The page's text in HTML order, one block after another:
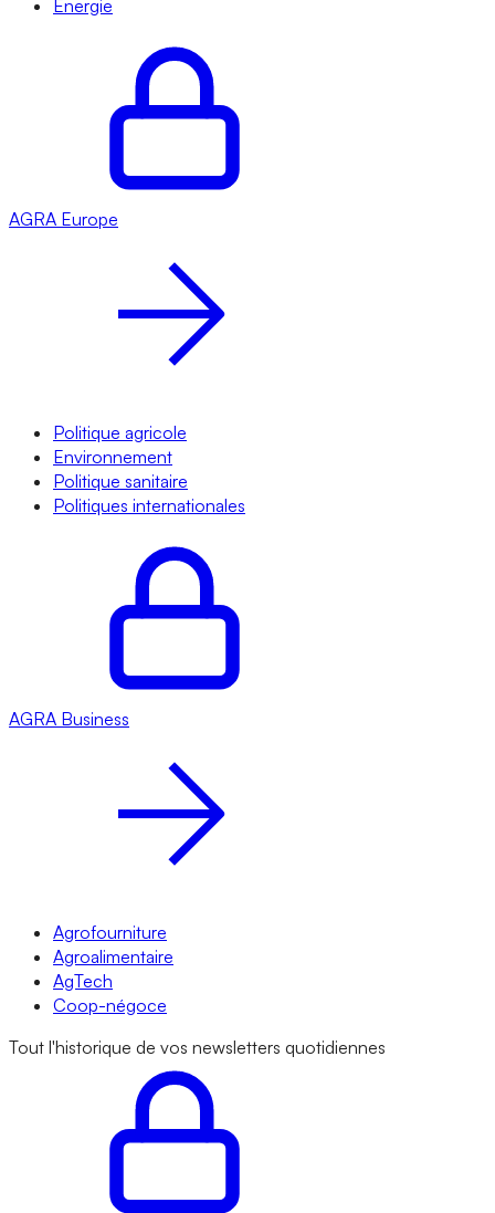
Énergie
AGRA Europe
Politique agricole
Environnement
Politique sanitaire
Politiques internationales
AGRA Business
Agrofourniture
Agroalimentaire
AgTech
Coop-négoce
Tout l'historique de vos newsletters quotidiennes